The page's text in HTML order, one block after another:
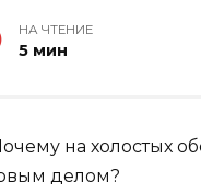
НА ЧТЕНИЕ
5 мин